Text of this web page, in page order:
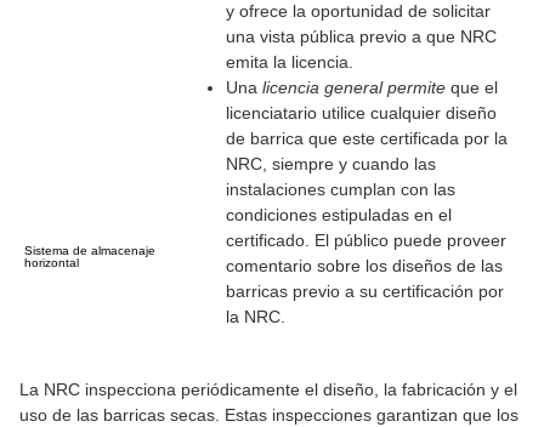
y ofrece la oportunidad de solicitar
una vista pública previo a que NRC
emita la licencia.
Una licencia general permite que el
licenciatario utilice cualquier diseño
de barrica que este certificada por la
NRC, siempre y cuando las
instalaciones cumplan con las
condiciones estipuladas en el
certificado. El público puede proveer
comentario sobre los diseños de las
barricas previo a su certificación por
la NRC.
Sistema de almacenaje
horizontal
La NRC inspecciona periódicamente el diseño, la fabricación y el
uso de las barricas secas. Estas inspecciones garantizan que los